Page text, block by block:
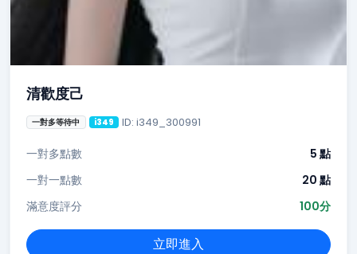
清歡度己
一對多等待中 i349 ID: i349_300991
一對多點數
5 點
一對一點數
20 點
滿意度評分
100分
立即進入